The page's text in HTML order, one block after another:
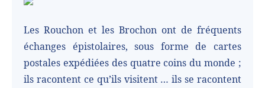
Les Rouchon et les Brochon ont de fréquents
échanges épistolaires, sous forme de cartes
postales expédiées des quatre coins du monde ;
ils racontent ce qu’ils visitent … ils se racontent